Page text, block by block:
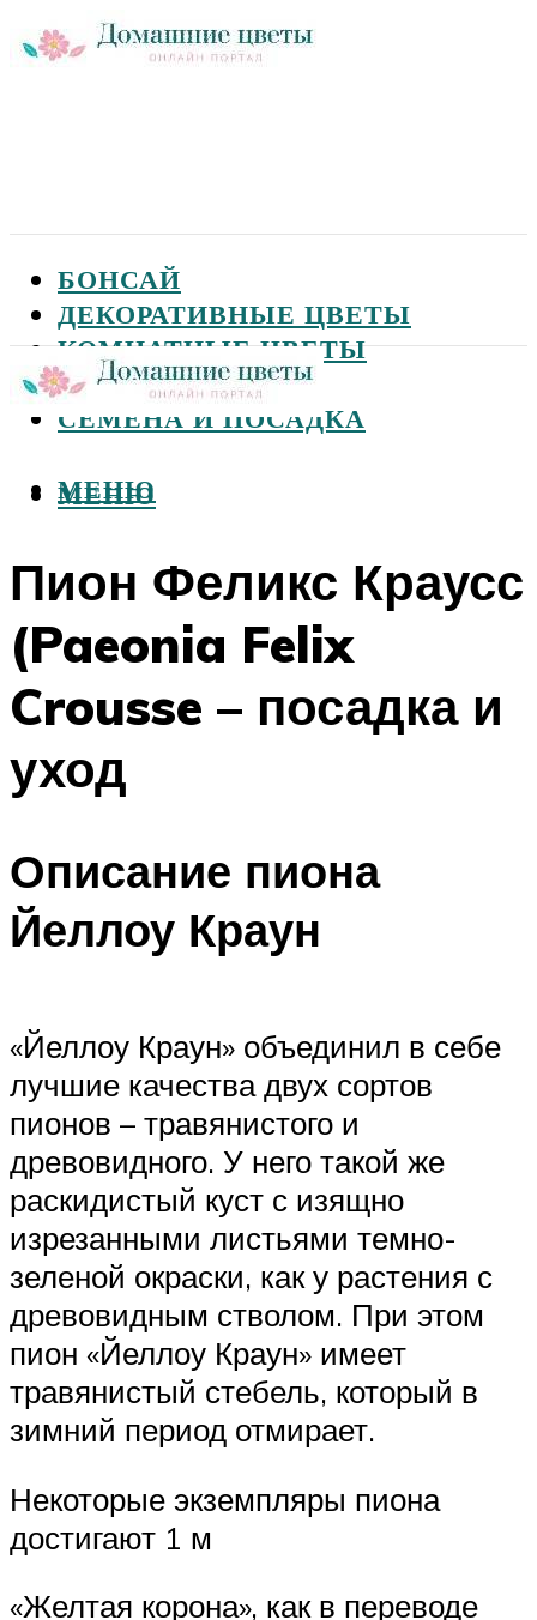
БОНСАЙ
ДЕКОРАТИВНЫЕ ЦВЕТЫ
КОМНАТНЫЕ ЦВЕТЫ
САДОВЫЕ ЦВЕТЫ
СЕМЕНА И ПОСАДКА
МЕНЮ
МЕНЮ
Пион Феликс Краусс
(Paeonia Felix
Crousse – посадка и
уход
Описание пиона
Йеллоу Краун
«Йеллоу Краун» объединил в себе
лучшие качества двух сортов
пионов – травянистого и
древовидного. У него такой же
раскидистый куст с изящно
изрезанными листьями темно-
зеленой окраски, как у растения с
древовидным стволом. При этом
пион «Йеллоу Краун» имеет
травянистый стебель, который в
зимний период отмирает.
Некоторые экземпляры пиона
достигают 1 м
«Желтая корона», как в переводе